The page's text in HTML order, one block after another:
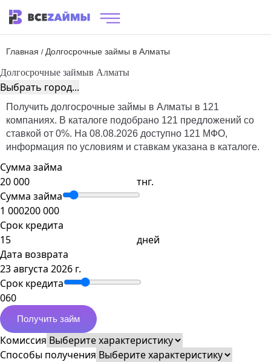
Главная / Долгосрочные займы в Алматы
Долгосрочные займыв Алматы
Выбрать город...
Получить долгосрочные займы в Алматы в 121
компаниях. В каталоге подобрано 121 предложений со
ставкой от 0%. На 08.08.2026 доступно 121 МФО,
информация по условиям и ставкам указана в каталоге.
Сумма займа
тнг.
Сумма займа
1 000200 000
Срок кредита
дней
Дата возврата
23 августа 2026 г.
Срок кредита
060
Получить займ
Комиссия
Способы получения